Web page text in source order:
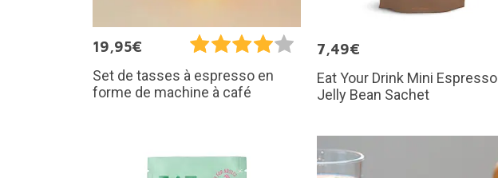
19,95€
Set de tasses à espresso en
forme de machine à café
7,49€
Eat Your Drink Mini Espresso
Jelly Bean Sachet